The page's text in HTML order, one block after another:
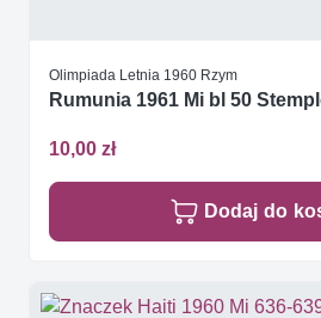
Olimpiada Letnia 1960 Rzym
Rumunia 1961 Mi bl 50
10,00 zł
Dodaj do